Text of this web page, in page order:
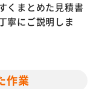
くまとめた見積書
寧にご説明しま
作業